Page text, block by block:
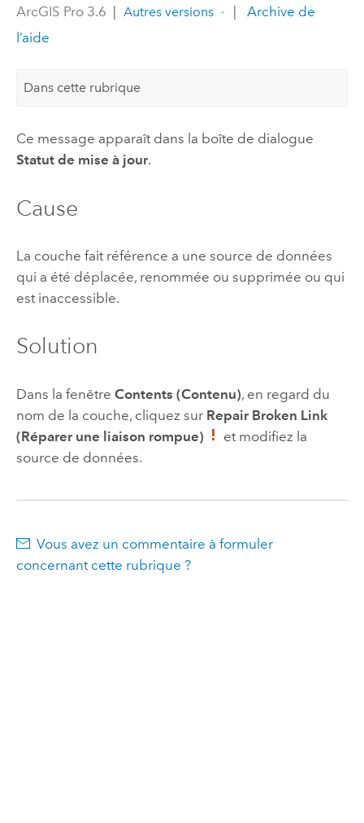
ArcGIS Pro 3.6 | Autres versions |
Archive de
l’aide
Dans cette rubrique
Ce message apparaît dans la boîte de dialogue
Statut de mise à jour.
Cause
La couche fait référence a une source de données
qui a été déplacée, renommée ou supprimée ou qui
est inaccessible.
Solution
Dans la fenêtre Contents (Contenu), en regard du
nom de la couche, cliquez sur Repair Broken Link
(Réparer une liaison rompue)
et modifiez la
source de données.
Vous avez un commentaire à formuler
concernant cette rubrique ?